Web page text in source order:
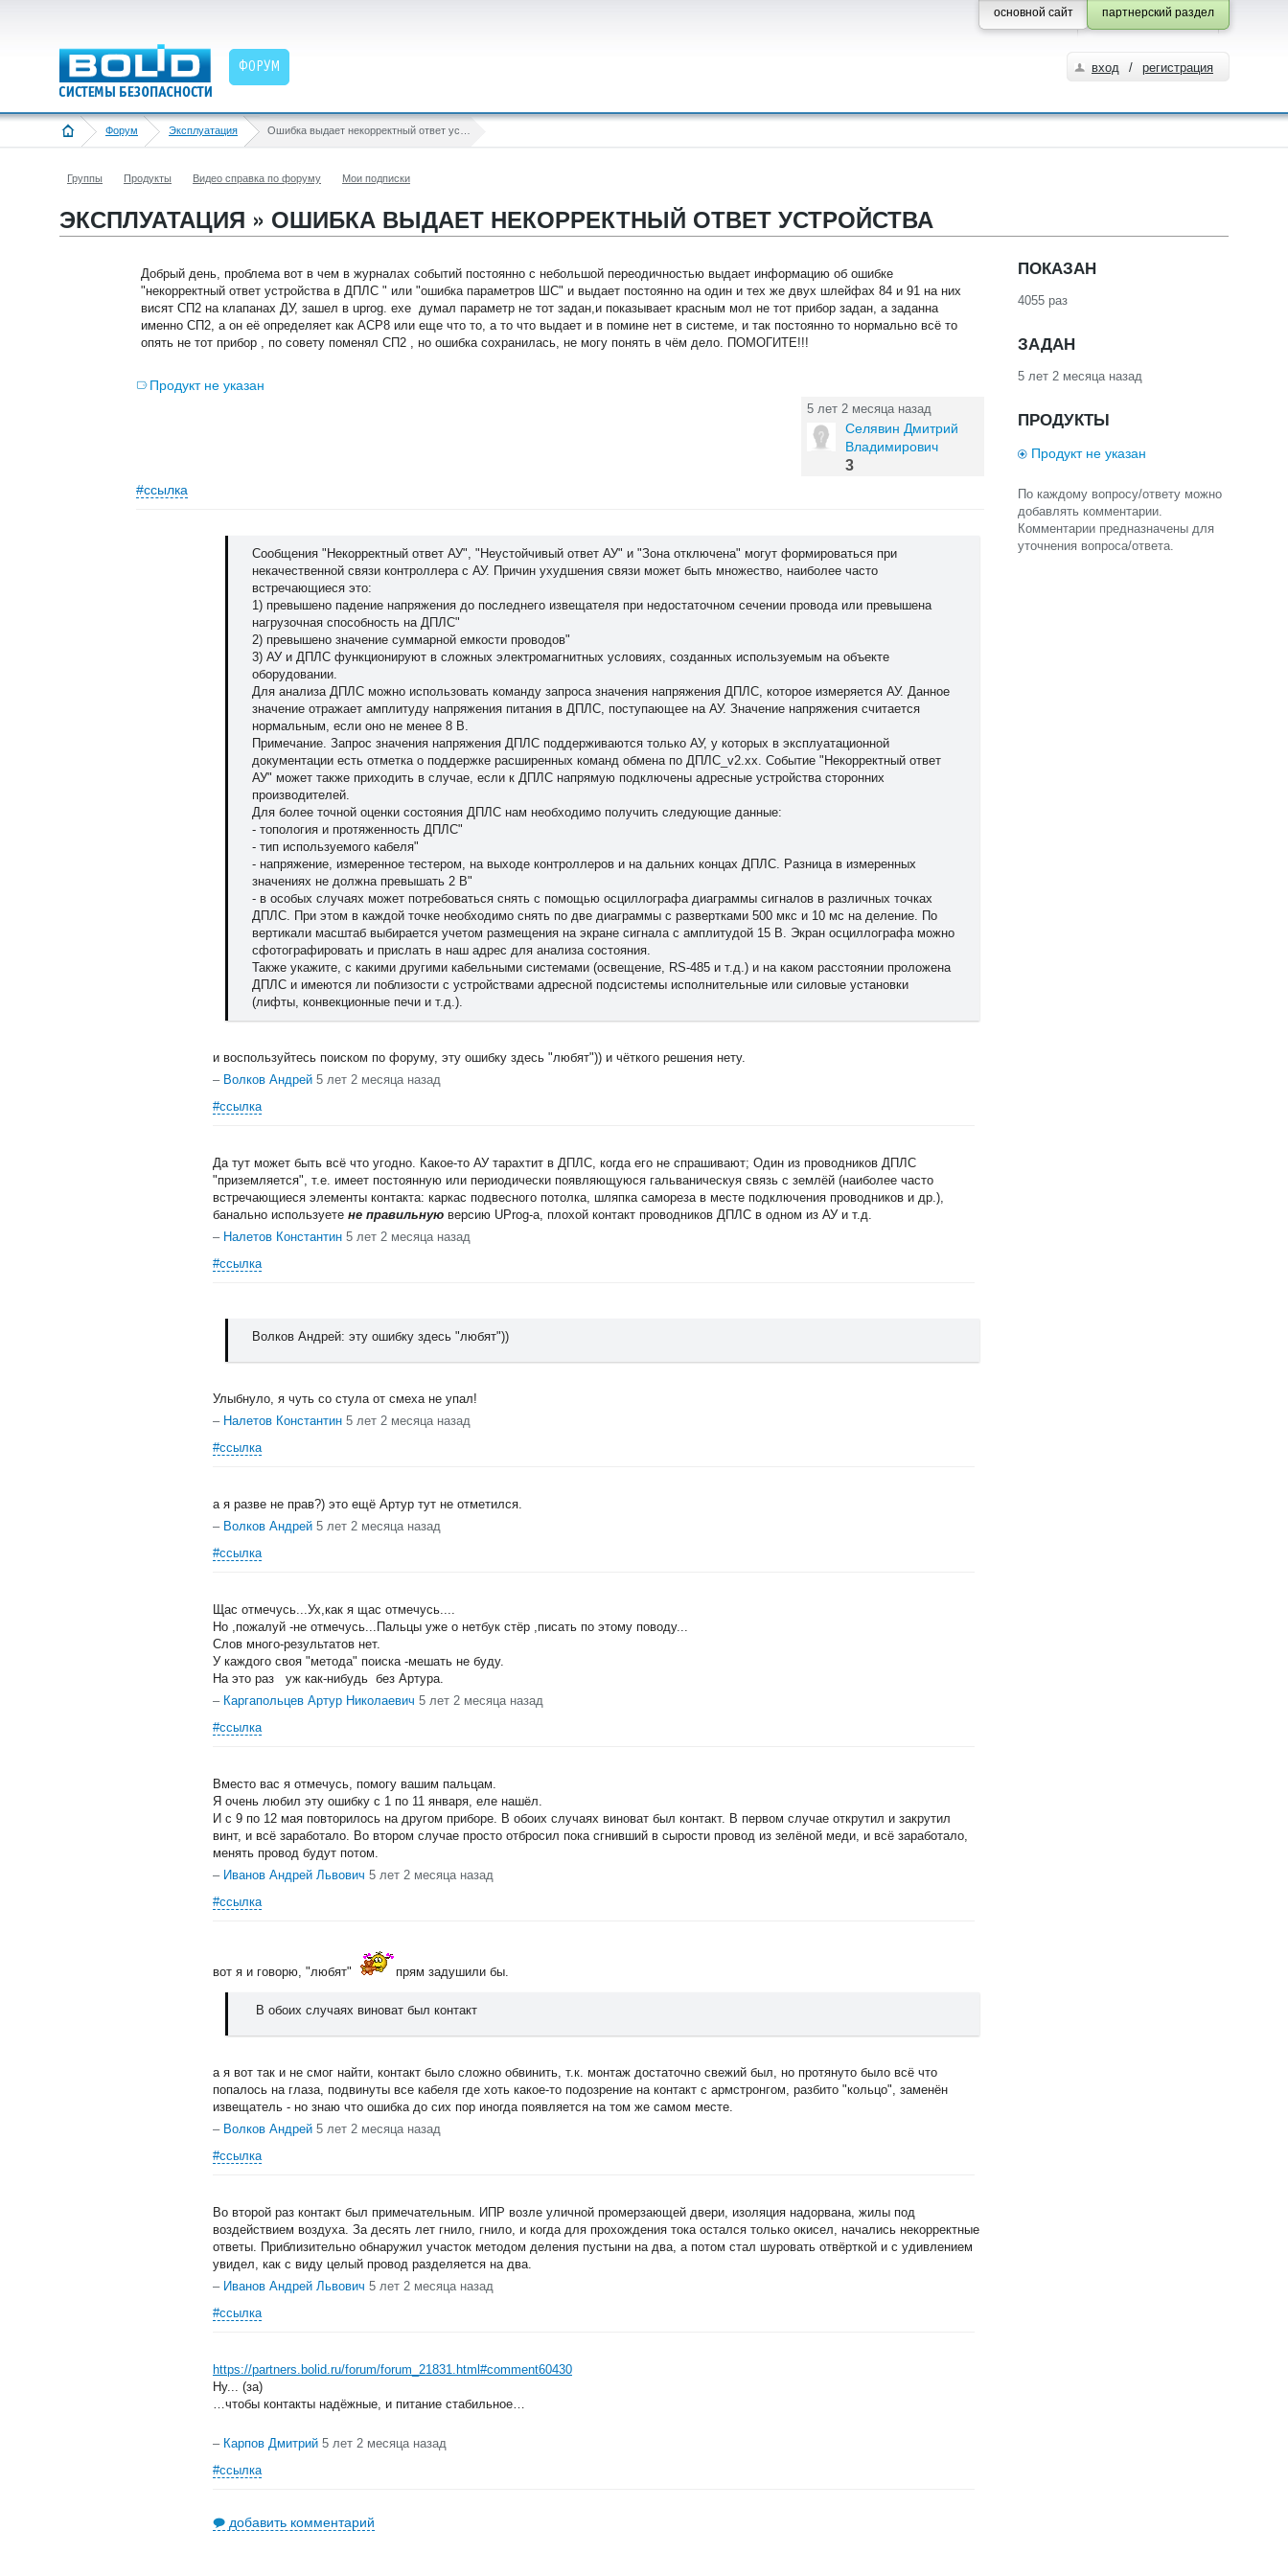
партнерский раздел
основной сайт
ФОРУМ вход / регистрация
Форум Эксплуатация
Группы Продукты Видео справка по форуму Мои подписки
ЭКСПЛУАТАЦИЯ » ОШИБКА ВЫДАЕТ НЕКОРРЕКТНЫЙ ОТВЕТ УСТРОЙСТВА
Добрый день, проблема вот в чем в журналах событий постоянно с небольшой переодичностью выдает информацию об ошибке
"некорректный ответ устройства в ДПЛС " или "ошибка параметров ШС" и выдает постоянно на один и тех же двух шлейфах 84 и 91 на них
висят СП2 на клапанах ДУ, зашел в uprog. exe думал параметр не тот задан,и показывает красным мол не тот прибор задан, а заданна
именно СП2, а он её определяет как АСР8 или еще что то, а то что выдает и в помине нет в системе, и так постоянно то нормально всё то
опять не тот прибор , по совету поменял СП2 , но ошибка сохранилась, не могу понять в чём дело. ПОМОГИТЕ!!!
Продукт не указан
5 лет 2 месяца назад
Селявин Дмитрий
Владимирович
3
#ссылка
Сообщения "Некорректный ответ АУ", "Неустойчивый ответ АУ" и "Зона отключена" могут формироваться при
некачественной связи контроллера с АУ. Причин ухудшения связи может быть множество, наиболее часто
встречающиеся это:
1) превышено падение напряжения до последнего извещателя при недостаточном сечении провода или превышена
нагрузочная способность на ДПЛС"
2) превышено значение суммарной емкости проводов"
3) АУ и ДПЛС функционируют в сложных электромагнитных условиях, созданных используемым на объекте
оборудовании.
Для анализа ДПЛС можно использовать команду запроса значения напряжения ДПЛС, которое измеряется АУ. Данное
значение отражает амплитуду напряжения питания в ДПЛС, поступающее на АУ. Значение напряжения считается
нормальным, если оно не менее 8 В.
Примечание. Запрос значения напряжения ДПЛС поддерживаются только АУ, у которых в эксплуатационной
документации есть отметка о поддержке расширенных команд обмена по ДПЛС_v2.xx. Событие "Некорректный ответ
АУ" может также приходить в случае, если к ДПЛС напрямую подключены адресные устройства сторонних
производителей.
Для более точной оценки состояния ДПЛС нам необходимо получить следующие данные:
- топология и протяженность ДПЛС"
- тип используемого кабеля"
- напряжение, измеренное тестером, на выходе контроллеров и на дальних концах ДПЛС. Разница в измеренных
значениях не должна превышать 2 В"
- в особых случаях может потребоваться снять с помощью осциллографа диаграммы сигналов в различных точках
ДПЛС. При этом в каждой точке необходимо снять по две диаграммы с развертками 500 мкс и 10 мс на деление. По
вертикали масштаб выбирается учетом размещения на экране сигнала с амплитудой 15 В. Экран осциллографа можно
сфотографировать и прислать в наш адрес для анализа состояния.
Также укажите, с какими другими кабельными системами (освещение, RS-485 и т.д.) и на каком расстоянии проложена
ДПЛС и имеются ли поблизости с устройствами адресной подсистемы исполнительные или силовые установки
(лифты, конвекционные печи и т.д.).
и воспользуйтесь поиском по форуму, эту ошибку здесь "любят")) и чёткого решения нету.
– Волков Андрей 5 лет 2 месяца назад
#ссылка
Да тут может быть всё что угодно. Какое-то АУ тарахтит в ДПЛС, когда его не спрашивают; Один из проводников ДПЛС
"приземляется", т.е. имеет постоянную или периодически появляющуюся гальваническуя связь с землёй (наиболее часто
встречающиеся элементы контакта: каркас подвесного потолка, шляпка самореза в месте подключения проводников и др.),
банально используете не правильную версию UProg-а, плохой контакт проводников ДПЛС в одном из АУ и т.д.
– Налетов Константин 5 лет 2 месяца назад
#ссылка
Волков Андрей: эту ошибку здесь "любят"))
Улыбнуло, я чуть со стула от смеха не упал!
– Налетов Константин 5 лет 2 месяца назад
#ссылка
а я разве не прав?) это ещё Артур тут не отметился.
– Волков Андрей 5 лет 2 месяца назад
#ссылка
Щас отмечусь...Ух,как я щас отмечусь....
Но ,пожалуй -не отмечусь...Пальцы уже о нетбук стёр ,писать по этому поводу...
Слов много-результатов нет.
У каждого своя "метода" поиска -мешать не буду.
На это раз уж как-нибудь без Артура.
– Каргапольцев Артур Николаевич 5 лет 2 месяца назад
#ссылка
Вместо вас я отмечусь, помогу вашим пальцам.
Я очень любил эту ошибку с 1 по 11 января, еле нашёл.
И с 9 по 12 мая повторилось на другом приборе. В обоих случаях виноват был контакт. В первом случае открутил и закрутил
винт, и всё заработало. Во втором случае просто отбросил пока сгнивший в сырости провод из зелёной меди, и всё заработало,
менять провод будут потом.
– Иванов Андрей Львович 5 лет 2 месяца назад
#ссылка
вот я и говорю, "любят" прям задушили бы.
В обоих случаях виноват был контакт
а я вот так и не смог найти, контакт было сложно обвинить, т.к. монтаж достаточно свежий был, но протянуто было всё что
попалось на глаза, подвинуты все кабеля где хоть какое-то подозрение на контакт с армстронгом, разбито "кольцо", заменён
извещатель - но знаю что ошибка до сих пор иногда появляется на том же самом месте.
– Волков Андрей 5 лет 2 месяца назад
#ссылка
Во второй раз контакт был примечательным. ИПР возле уличной промерзающей двери, изоляция надорвана, жилы под
воздействием воздуха. За десять лет гнило, гнило, и когда для прохождения тока остался только окисел, начались некорректные
ответы. Приблизительно обнаружил участок методом деления пустыни на два, а потом стал шуровать отвёрткой и с удивлением
увидел, как с виду целый провод разделяется на два.
– Иванов Андрей Львович 5 лет 2 месяца назад
#ссылка
https://partners.bolid.ru/forum/forum_21831.html#comment60430
Ну... (за)
…чтобы контакты надёжные, и питание стабильное…
– Карпов Дмитрий 5 лет 2 месяца назад
#ссылка
добавить комментарий
ПОКАЗАН
4055 раз
ЗАДАН
5 лет 2 месяца назад
ПРОДУКТЫ
Продукт не указан
По каждому вопросу/ответу можно
добавлять комментарии.
Комментарии предназначены для
уточнения вопроса/ответа.